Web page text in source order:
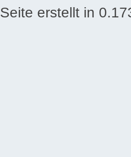
Seite erstellt in